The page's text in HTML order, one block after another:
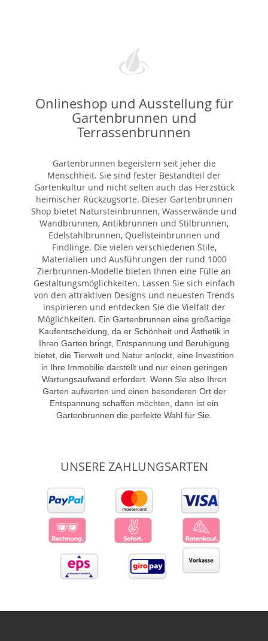
Onlineshop und Ausstellung für
Gartenbrunnen und
Terrassenbrunnen
Gartenbrunnen begeistern seit jeher die
Menschheit. Sie sind fester Bestandteil der
Gartenkultur und nicht selten auch das Herzstück
heimischer Rückzugsorte. Dieser Gartenbrunnen
Shop bietet Natursteinbrunnen, Wasserwände und
Wandbrunnen, Antikbrunnen und Stilbrunnen,
Edelstahlbrunnen, Quellsteinbrunnen und
Findlinge. Die vielen verschiedenen Stile,
Materialien und Ausführungen der rund 1000
Zierbrunnen-Modelle bieten Ihnen eine Fülle an
Gestaltungsmöglichkeiten. Lassen Sie sich einfach
von den attraktiven Designs und neuesten Trends
inspirieren und entdecken Sie die Vielfalt der
Möglichkeiten. Ein Gartenbrunnen eine großartige
Kaufentscheidung, da er Schönheit und Ästhetik in
Ihren Garten bringt, Entspannung und Beruhigung
bietet, die Tierwelt und Natur anlockt, eine Investition
in Ihre Immobilie darstellt und nur einen geringen
Wartungsaufwand erfordert. Wenn Sie also Ihren
Garten aufwerten und einen besonderen Ort der
Entspannung schaffen möchten, dann ist ein
Gartenbrunnen die perfekte Wahl für Sie.
UNSERE ZAHLUNGSARTEN